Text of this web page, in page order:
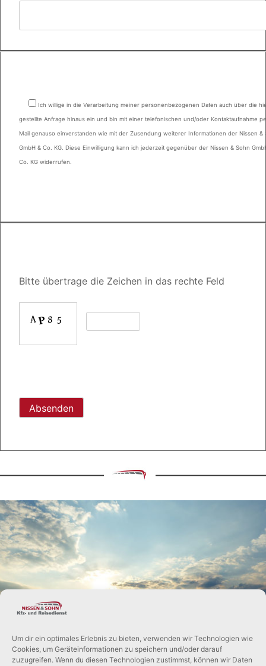
Um dir ein optimales Erlebnis zu bieten, verwenden wir Technologien wie
Cookies, um Geräteinformationen zu speichern und/oder darauf
zuzugreifen. Wenn du diesen Technologien zustimmst, können wir Daten
Ich willige in die Verarbeitung meiner personenbezogenen Daten auch über die
gestellte Anfrage hinaus ein und bin mit einer telefonischen und/oder Kontaktaufnahme
Mail genauso einverstanden wie mit der Zusendung weiterer Informationen der Nissen &
GmbH & Co. KG. Diese Einwilligung kann ich jederzeit gegenüber der Nissen & Sohn
Co. KG widerrufen.
Bitte übertrage die Zeichen in das rechte Feld
Feld
leer.
REISEBEGLEITER